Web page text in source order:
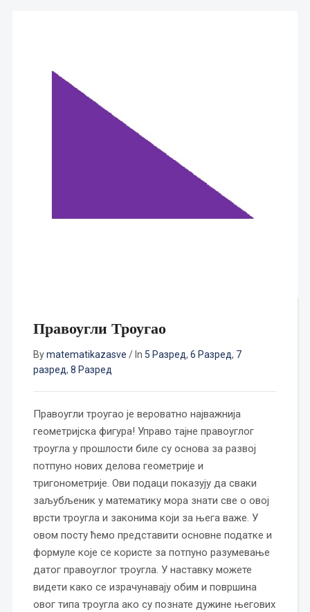
Правоугли Троугао
Bymatematikazasve / In 5 Разред, 6 Разред, 7
разред, 8 Разред
Правоугли троугао је вероватно најважнија
геометријска фигура! Управо тајне правоуглог
троугла у прошлости биле су основа за развој
потпуно нових делова геометрије и
тригонометрије. Ови подаци показују да сваки
заљубљеник у математику мора знати све о овој
врсти троугла и законима који за њега важе. У
овом посту ћемо представити основне податке и
формуле које се користе за потпуно разумевање
датог правоуглог троугла. У наставку можете
видети како се израчунавају обим и површина
овог типа троугла ако су познате дужине његових